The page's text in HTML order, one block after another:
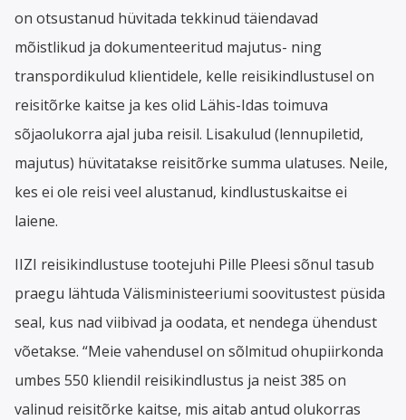
on otsustanud hüvitada tekkinud täiendavad
mõistlikud ja dokumenteeritud majutus- ning
transpordikulud klientidele, kelle reisikindlustusel on
reisitõrke kaitse ja kes olid Lähis-Idas toimuva
sõjaolukorra ajal juba reisil. Lisakulud (lennupiletid,
majutus) hüvitatakse reisitõrke summa ulatuses. Neile,
kes ei ole reisi veel alustanud, kindlustuskaitse ei
laiene.
IIZI reisikindlustuse tootejuhi Pille Pleesi sõnul tasub
praegu lähtuda Välisministeeriumi soovitustest püsida
seal, kus nad viibivad ja oodata, et nendega ühendust
võetakse. “Meie vahendusel on sõlmitud ohupiirkonda
umbes 550 kliendil reisikindlustus ja neist 385 on
valinud reisitõrke kaitse, mis aitab antud olukorras